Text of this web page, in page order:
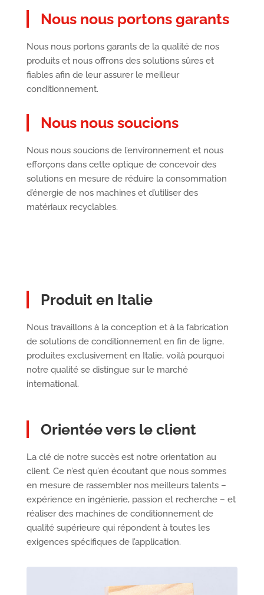
Nous nous portons garants
Nous nous portons garants de la qualité de nos
produits et nous offrons des solutions sûres et
fiables afin de leur assurer le meilleur
conditionnement.
Nous nous soucions
Nous nous soucions de l’environnement et nous
efforçons dans cette optique de concevoir des
solutions en mesure de réduire la consommation
d’énergie de nos machines et d’utiliser des
matériaux recyclables.
Produit en Italie
Nous travaillons à la conception et à la fabrication
de solutions de conditionnement en fin de ligne,
produites exclusivement en Italie, voilà pourquoi
notre qualité se distingue sur le marché
international.
Orientée vers le client
La clé de notre succès est notre orientation au
client. Ce n’est qu’en écoutant que nous sommes
en mesure de rassembler nos meilleurs talents –
expérience en ingénierie, passion et recherche – et
réaliser des machines de conditionnement de
qualité supérieure qui répondent à toutes les
exigences spécifiques de l’application.